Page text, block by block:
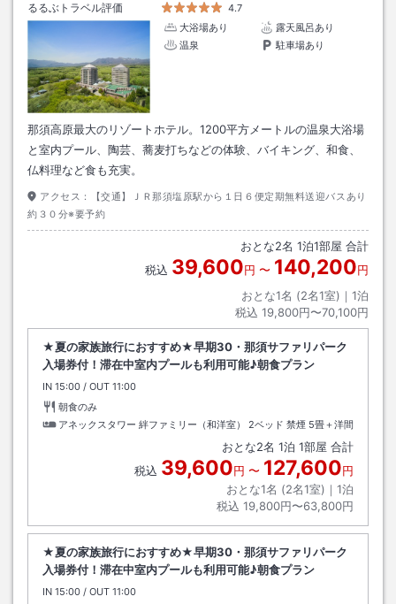
るるぶトラベル評価
4.7
大浴場あり
露天風呂あり
温泉
駐車場あり
那須高原最大のリゾートホテル。1200平方メートルの温泉大浴場
と室内プール、陶芸、蕎麦打ちなどの体験、バイキング、和食、
仏料理など食も充実。
アクセス：
【交通】ＪＲ那須塩原駅から１日６便定期無料送迎バスあり
約３０分※要予約
おとな2名 1泊1部屋 合計
税込 39,600円 〜 140,200円
おとな1名 (2名1室)｜ 1泊
税込 19,800円〜70,100円
★夏の家族旅行におすすめ★早期30・那須サファリパーク
入場券付！滞在中室内プールも利用可能♪朝食プラン
IN チェックイン
15:00 / OUT チェックアウト
11:00
朝食のみ
アネックスタワー 絆ファミリー（和洋室） 2ベッド 禁煙 5畳＋洋間
おとな2名 1泊 1部屋 合計
税込 39,600円 〜 127,600円
おとな1名 (2名1室)｜ 1泊
税込 19,800円〜63,800円
★夏の家族旅行におすすめ★早期30・那須サファリパーク
入場券付！滞在中室内プールも利用可能♪朝食プラン
IN チェックイン
15:00 / OUT チェックアウト
11:00